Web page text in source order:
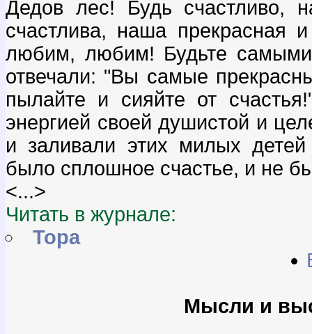
Дедов лес! Будь счастливо,
счастлива, наша
любим, любим! Будьте
отвечали: "Вы самые
пылайте и сияйте от
энергией своей душистой и
и заливали этих милых
было сплошное счастье, и не
<...>
Читать в журнале:
Тора
Мысли и